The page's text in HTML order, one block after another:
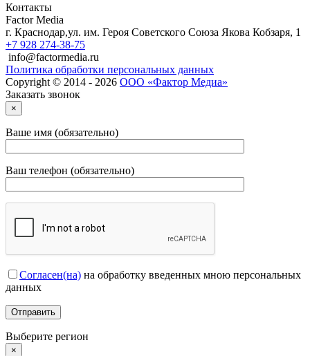
Контакты
Factor Media
г. Краснодар,ул. им. Героя Советского Союза Якова Кобзаря, 1
+7 928 274-38-75
info@factormedia.ru
Политика обработки персональных данных
Copyright © 2014 - 2026 ООО «Фактор Медиа»
Заказать звонок
×
Ваше имя (обязательно)
Ваш телефон (обязательно)
Согласен(на) на обработку введенных мною персональных
данных
Выберите регион
×